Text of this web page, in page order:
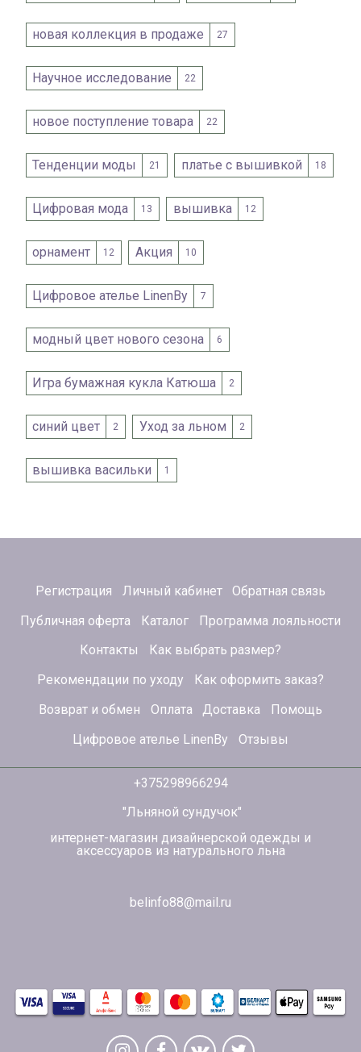
новая коллекция в продаже 27
Научное исследование 22
новое поступление товара 22
Тенденции моды 21 платье с вышивкой 18
Цифровая мода 13 вышивка 12
орнамент 12 Акция 10
Цифровое ателье LinenBy 7
модный цвет нового сезона 6
Игра бумажная кукла Катюша 2
синий цвет 2 Уход за льном 2
вышивка васильки 1
Регистрация Личный кабинет
Обратная связь
Публичная оферта
Каталог
Программа лояльности
Контакты
Как выбрать размер?
Рекомендации по уходу
Как оформить заказ?
Возврат и обмен
Оплата Доставка
Помощь
Цифровое ателье LinenBy
Отзывы
+375298966294
"Льняной сундучок"
интернет-магазин дизайнерской одежды и
аксессуаров из натурального льна
belinfo88@mail.ru